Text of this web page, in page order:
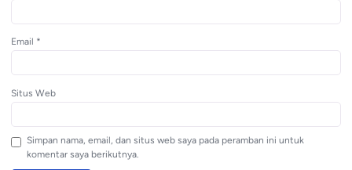
Email *
Situs Web
Simpan nama, email, dan situs web saya pada peramban ini untuk
komentar saya berikutnya.